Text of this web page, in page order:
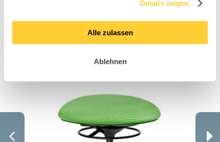
Details zeigen
Alle zulassen
Ablehnen